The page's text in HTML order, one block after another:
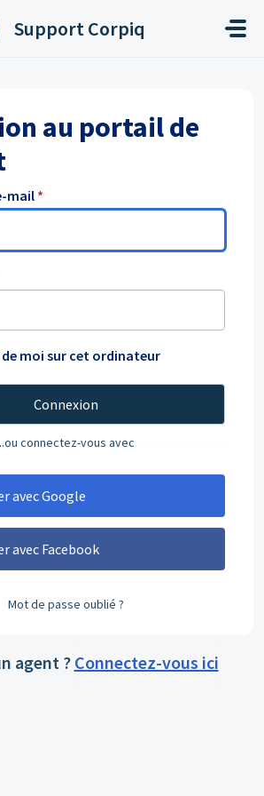
Support Corpiq
au portail de
mail *
de moi sur cet ordinateur
Connexion
connectez-vous avec
avec Google
avec Facebook
Mot de passe oublié ?
agent ? Connectez-vous ici